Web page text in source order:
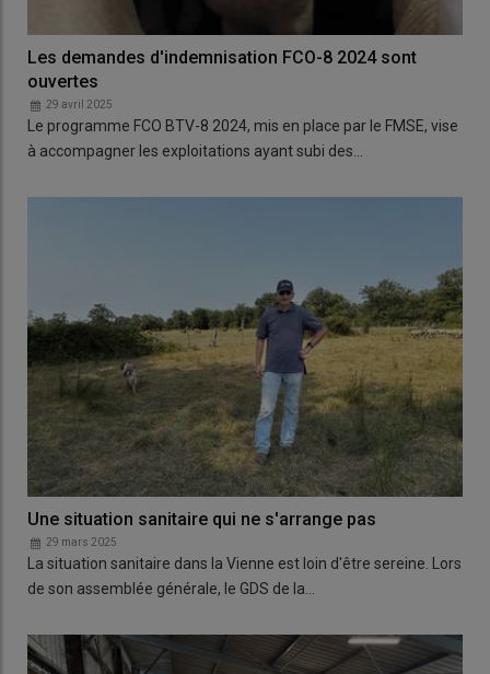
Les demandes d'indemnisation FCO-8 2024 sont
ouvertes
29 avril 2025
Le programme FCO BTV-8 2024, mis en place par le FMSE, vise
à accompagner les exploitations ayant subi des…
Une situation sanitaire qui ne s'arrange pas
29 mars 2025
La situation sanitaire dans la Vienne est loin d'être sereine. Lors
de son assemblée générale, le GDS de la…